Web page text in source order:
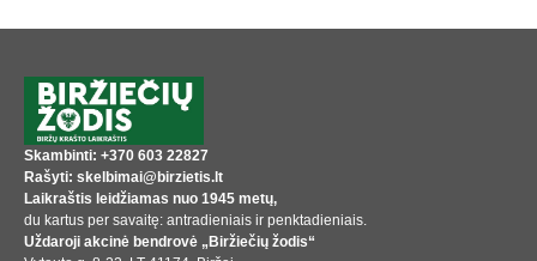
Skambinti: +370 603 22827
Rašyti: skelbimai@birzietis.lt
Laikraštis leidžiamas nuo 1945 metų,
du kartus per savaitę: antradieniais ir penktadieniais.
Uždaroji akcinė bendrovė „Biržiečių žodis“